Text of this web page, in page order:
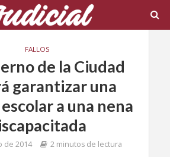
FALLOS
de la Ciudad
garantizar una
a una nena
de 2014 2 minutos de lectura